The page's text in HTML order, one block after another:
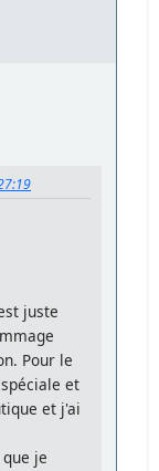
juste
Pour le
et
et j'ai
je